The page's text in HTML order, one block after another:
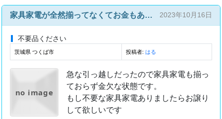
家具家電が全然揃ってなくてお金もありません 2023年10月16日
不要品ください
茨城県 つくば市 投稿者: はる
no image
急な引っ越しだったので家具家電も揃っ
ておらず金欠な状態です。
もし不要な家具家電ありましたらお譲り
して欲しいです